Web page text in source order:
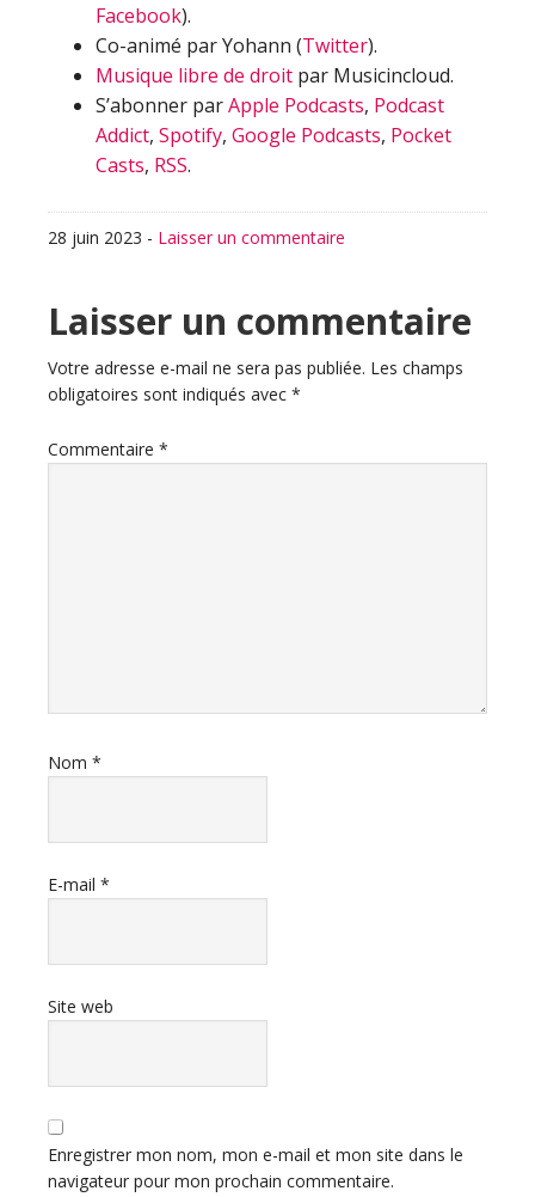
Facebook).
Co-animé par Yohann (Twitter).
Musique libre de droit par Musicincloud.
S’abonner parApple Podcasts, Podcast
Addict, Spotify, Google Podcasts, Pocket
Casts, RSS.
28 juin 2023 - Laisser un commentaire
Interactions
du
lecteur
Laisser un commentaire
Votre adresse e-mail ne sera pas publiée. Les champs
obligatoires sont indiqués avec *
Commentaire *
Nom *
E-mail *
Site web
Enregistrer mon nom, mon e-mail et mon site dans le
navigateur pour mon prochain commentaire.